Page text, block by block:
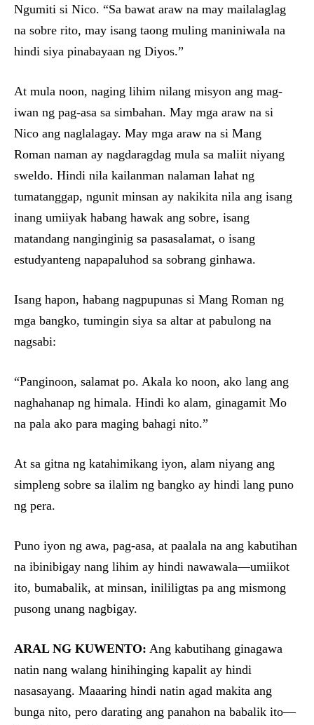
Ngumiti si Nico. “Sa bawat araw na may mailalaglag
na sobre rito, may isang taong muling maniniwala na
hindi siya pinabayaan ng Diyos.”
At mula noon, naging lihim nilang misyon ang mag-
iwan ng pag-asa sa simbahan. May mga araw na si
Nico ang naglalagay. May mga araw na si Mang
Roman naman ay nagdaragdag mula sa maliit niyang
sweldo. Hindi nila kailanman nalaman lahat ng
tumatanggap, ngunit minsan ay nakikita nila ang isang
inang umiiyak habang hawak ang sobre, isang
matandang nanginginig sa pasasalamat, o isang
estudyanteng napapaluhod sa sobrang ginhawa.
Isang hapon, habang nagpupunas si Mang Roman ng
mga bangko, tumingin siya sa altar at pabulong na
nagsabi:
“Panginoon, salamat po. Akala ko noon, ako lang ang
naghahanap ng himala. Hindi ko alam, ginagamit Mo
na pala ako para maging bahagi nito.”
At sa gitna ng katahimikang iyon, alam niyang ang
simpleng sobre sa ilalim ng bangko ay hindi lang puno
ng pera.
Puno iyon ng awa, pag-asa, at paalala na ang kabutihan
na ibinibigay nang lihim ay hindi nawawala—umiikot
ito, bumabalik, at minsan, inililigtas pa ang mismong
pusong unang nagbigay.
ARAL NG KUWENTO: Ang kabutihang ginagawa
natin nang walang hinihinging kapalit ay hindi
nasasayang. Maaaring hindi natin agad makita ang
bunga nito, pero darating ang panahon na babalik ito—